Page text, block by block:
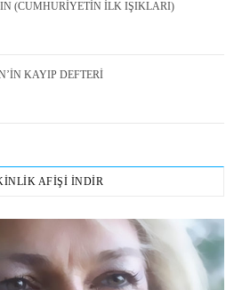
(CUMHURİYETİN İLK IŞIKLARI)
KAYIP DEFTERİ
AFİŞİ İNDİR